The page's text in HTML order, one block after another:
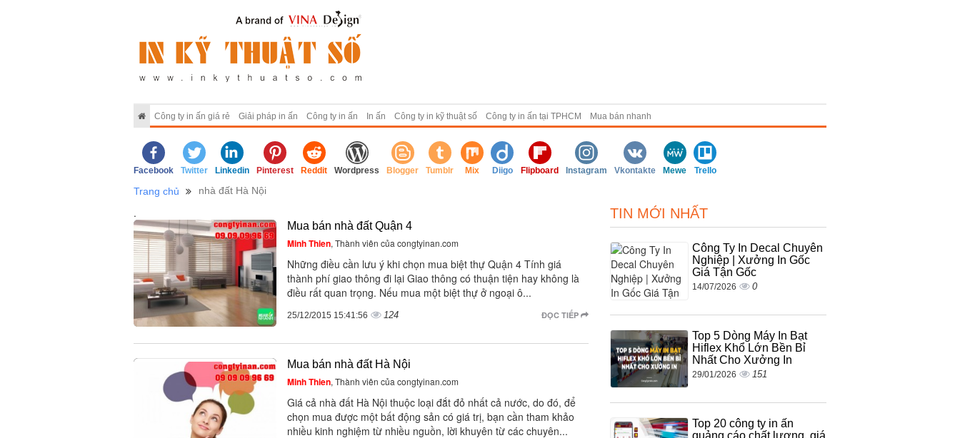
Công ty in ấn giá rẻ Giải pháp in ấn Công ty in ấn In ấn Công ty in kỹ thuật số Công ty in ấn tại TPHCM Mua bán nhanh
Facebook Twitter Linkedin Pinterest Reddit Wordpress Blogger Tumblr Mix Diigo Flipboard Instagram Vkontakte Mewe Trello
Trang chủ nhà đất Hà Nội
.
Mua bán nhà đất Quận 4
Minh Thien, Thành viên của congtyinan.com
Những điều cần lưu ý khi chọn mua biệt thự Quận 4 Tính giá
thành phí giao thông đi lại Giao thông có thuận tiện hay không là
điều rất quan trọng. Nếu mua một biệt thự ở ngoại ô...
ĐỌC TIẾP
25/12/2015 15:41:56 124
Mua bán nhà đất Hà Nội
Minh Thien, Thành viên của congtyinan.com
Giá cả nhà đất Hà Nội thuộc loại đắt đỏ nhất cả nước, do đó, để
chọn mua được một bất động sản có giá trị, bạn cần tham khảo
nhiều kinh nghiệm từ nhiều nguồn, lời khuyên từ các chuyên...
TIN MỚI NHẤT
Công Ty In Decal Chuyên
Nghiệp | Xưởng In Gốc
Giá Tận Gốc
14/07/2026 0
Top 5 Dòng Máy In Bạt
Hiflex Khổ Lớn Bền Bỉ
Nhất Cho Xưởng In
29/01/2026 151
Top 20 công ty in ấn
quảng cáo chất lượng, giá